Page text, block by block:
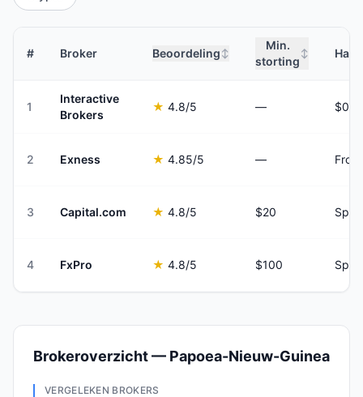
# Broker Beoordeling ↕
Min.
storting
↕
1
Interactive
Brokers
★ 4.8/5 —
2 Exness ★ 4.85/5 —
3 Capital.com ★ 4.8/5 $20
4 FxPro ★ 4.8/5 $100
Brokeroverzicht — Papoea-Nieuw-Guinea
VERGELEKEN BROKERS